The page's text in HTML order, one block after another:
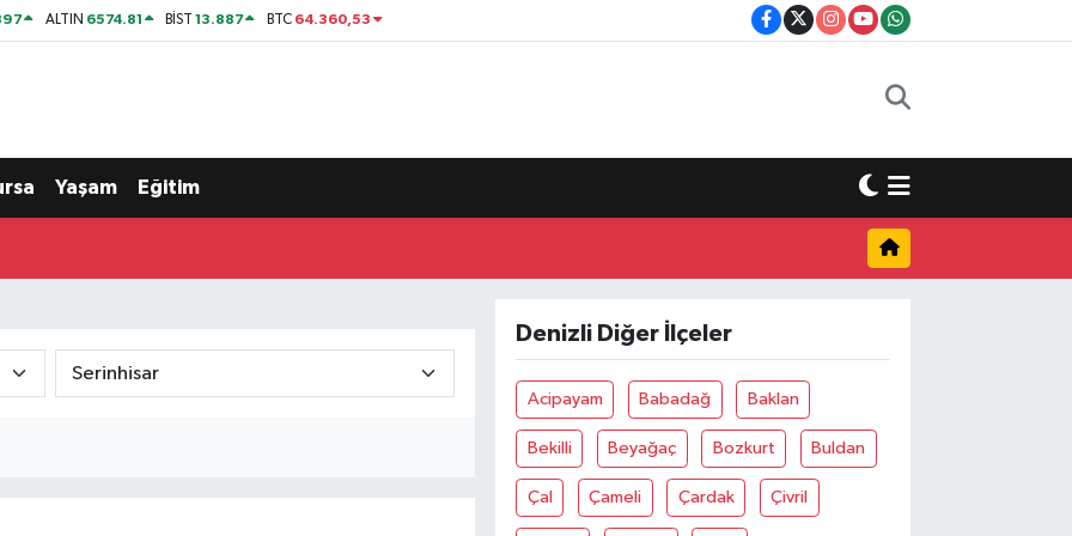
ALTIN 6574.81 BİST13.887 BTC 64.360,53
Yaşam Eğitim
Denizli Diğer İlçeler
Acipayam Babadağ Baklan
Bekilli Beyağaç Bozkurt Buldan
Çal Çameli Çardak Çivril